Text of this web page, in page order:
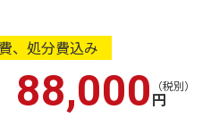
、処分費込み
88,000 （税別）
円